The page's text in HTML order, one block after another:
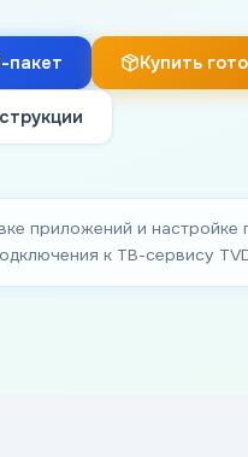
пакет Купить
приложений и настройке
к ТВ-сервису